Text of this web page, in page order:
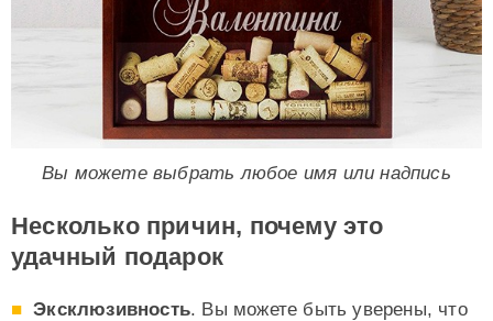
Вы можете выбрать любое имя или надпись
Несколько причин, почему это
удачный подарок
Эксклюзивность. Вы можете быть уверены, что